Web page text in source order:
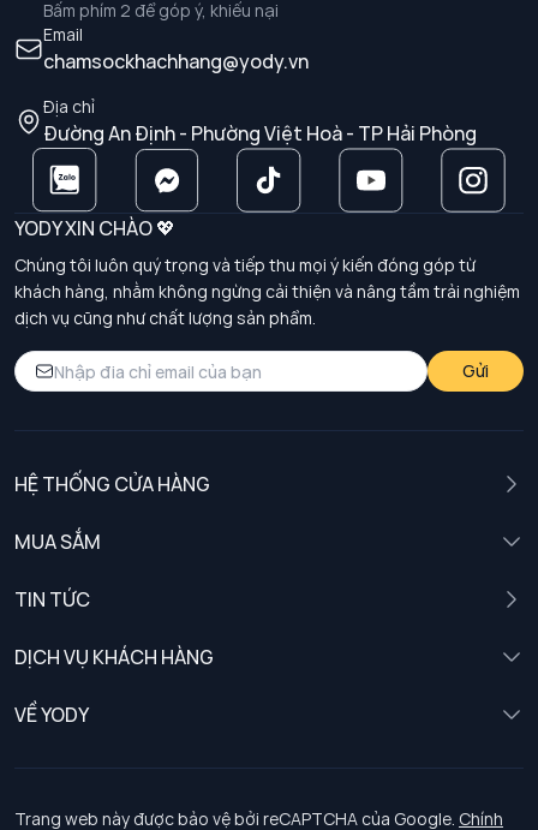
Bấm phím 2 để góp ý, khiếu nại
Email
chamsockhachhang@yody.vn
Địa chỉ
Đường An Định - Phường Việt Hoà - TP Hải Phòng
YODY XIN CHÀO 💖
Chúng tôi luôn quý trọng và tiếp thu mọi ý kiến đóng góp từ
khách hàng, nhằm không ngừng cải thiện và nâng tầm trải nghiệm
dịch vụ cũng như chất lượng sản phẩm.
Gửi
HỆ THỐNG CỬA HÀNG
MUA SẮM
TIN TỨC
DỊCH VỤ KHÁCH HÀNG
Chính sách khách hàng thân thiết
Chính sách bảo vệ dữ liệu cá nhân
VỀ YODY
Tuyển dụng
Trang web này được bảo vệ bởi reCAPTCHA của Google. Chính